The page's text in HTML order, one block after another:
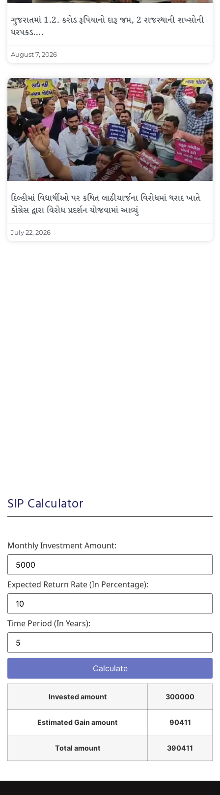
ગુજરાતમાં 1.2. કરોડ રૂપિયાનો દારૂ જપ્ત, 2 રાજસ્થાની શખ્સોની
ધરપકડ….
August 7, 2026
દિલ્હીમાં વિદ્યાર્થીઓ પર કથિત લાઠીચાર્જના વિરોધમાં થરાદ ખાતે
કોંગ્રેસ દ્વારા વિરોધ પ્રદર્શન યોજવામાં આવ્યું
July 22, 2026
SIP Calculator
Monthly Investment Amount:
Expected Return Rate (in Percentage):
Time Period (in Years):
Invested amount 300000
Estimated Gain amount 90411
Total amount 390411